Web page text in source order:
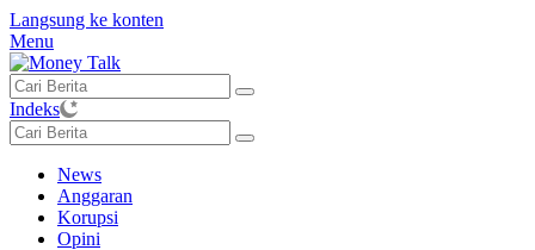
Langsung ke konten
Menu
Indeks
News
Anggaran
Korupsi
Opini